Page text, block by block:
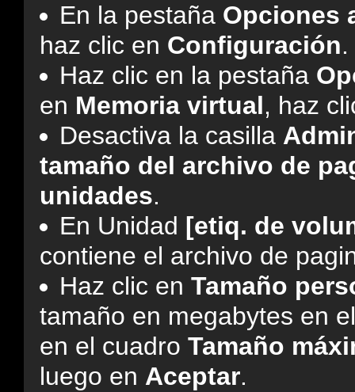
En la pestaña Opciones
haz clic en Configuración.
Haz clic en la pestaña
en Memoria virtual, haz
Desactiva la casilla
tamaño del archivo de
unidades.
En Unidad [etiq. de
contiene el archivo de
Haz clic en Tamaño
tamaño en megabytes en
en el cuadro Tamaño
luego en Aceptar.